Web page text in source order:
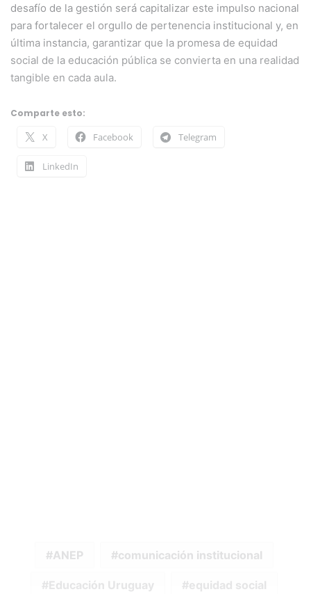
desafío de la gestión será capitalizar este impulso nacional
para fortalecer el orgullo de pertenencia institucional y, en
última instancia, garantizar que la promesa de equidad
social de la educación pública se convierta en una realidad
tangible en cada aula.
Comparte esto:
X Facebook Telegram
LinkedIn
ANEP comunicación institucional
Educación Uruguay equidad social